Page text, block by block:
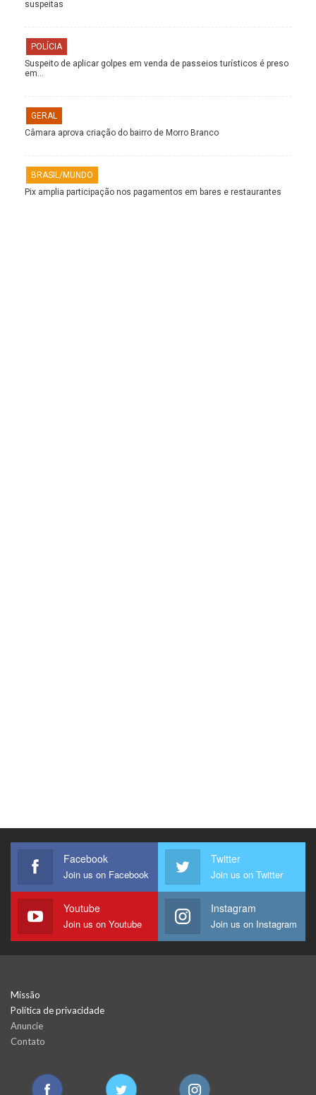
suspeitas
POLÍCIA
Suspeito de aplicar golpes em venda de passeios turísticos é preso
em…
GERAL
Câmara aprova criação do bairro de Morro Branco
BRASIL/MUNDO
Pix amplia participação nos pagamentos em bares e restaurantes
Facebook
Join us on Facebook
Twitter
Join us on Twitter
Youtube
Join us on Youtube
Instagram
Join us on Instagram
Missão
Política de privacidade
Anuncie
Contato